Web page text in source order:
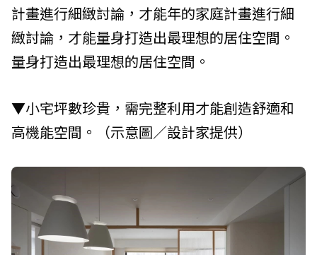
計畫進行細緻討論，才能年的家庭計畫進行細
緻討論，才能量身打造出最理想的居住空間。
量身打造出最理想的居住空間。
▼小宅坪數珍貴，需完整利用才能創造舒適和
高機能空間。（示意圖／設計家提供）